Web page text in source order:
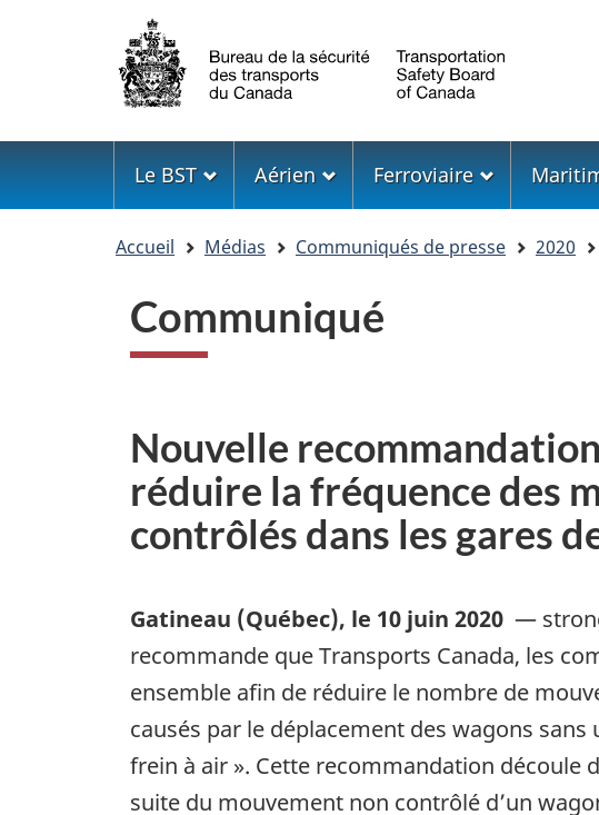
Sélection
de
la
langue
Menu
Le BST Aérien Ferroviaire
Accueil Médias Communiqués de presse 2020
Communiqué
Nouvelle
réduire la fréquence des
contrôlés dans les gares
Gatineau (Québec), le 10 juin 2020 —
recommande que Transports Canada, les
ensemble afin de réduire le nombre de
causés par le déplacement des wagons
frein à air ». Cette recommandation découle
suite du mouvement non contrôlé d’un